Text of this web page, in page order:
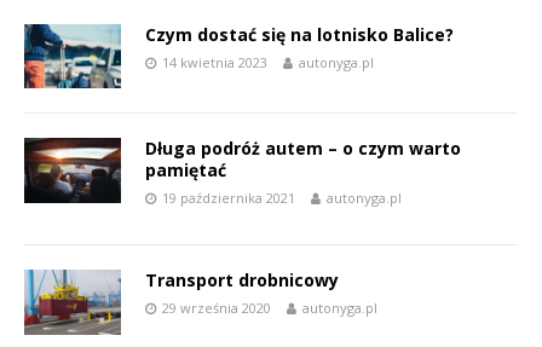
Czym dostać się na lotnisko Balice?
14 kwietnia 2023 autonyga.pl
Długa podróż autem – o czym warto
pamiętać
19 października 2021 autonyga.pl
Transport drobnicowy
29 września 2020 autonyga.pl